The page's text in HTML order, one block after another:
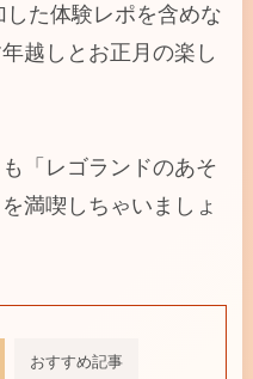
た体験レポを含めな
越しとお正月の楽し
「レゴランドのあそ
満喫しちゃいましょ
おすすめ記事